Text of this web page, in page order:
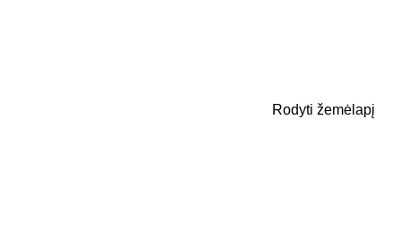
Rodyti žemėlapį